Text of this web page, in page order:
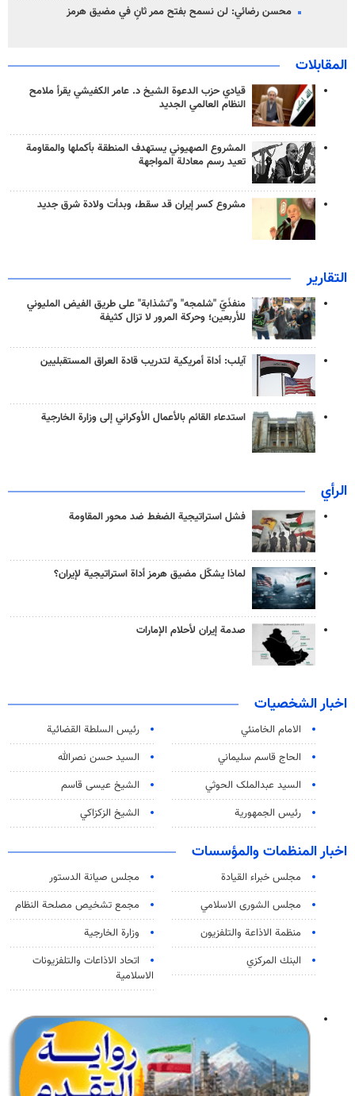
محسن رضائي: لن نسمح بفتح ممر ثانٍ في مضيق هرمز
المقابلات
قيادي حزب الدعوة الشيخ د. عامر الكفيشي يقرأ ملامح
النظام العالمي الجديد
المشروع الصهيوني يستهدف المنطقة بأكملها والمقاومة
تعيد رسم معادلة المواجهة
مشروع كسر إيران قد سقط، وبدأت ولادة شرق جديد
التقارير
منفذَيّ "شلمجه" و"تشذابة" على طريق الفيض المليوني
للأربعين؛ وحركة المرور لا تزال كثيفة
آيلب: أداة أمريكية لتدريب قادة العراق المستقبليين
استدعاء القائم بالأعمال الأوكراني إلى وزارة الخارجية
الرأي
فشل استراتيجية الضغط ضد محور المقاومة
لماذا يشكّل مضيق هرمز أداة استراتيجية لإيران؟
صدمة إيران لأحلام الإمارات
اخبار الشخصيات
الامام الخامنئي
رئیس السلطة القضائیة
الحاج قاسم سليماني
السيد حسن نصرالله
السید عبدالملک الحوثي
الشيخ عيسى قاسم
رئيس الجمهورية
الشيخ الزكزاكي
اخبار المنظمات والمؤسسات
مجلس خبراء القيادة
مجلس صيانة الدستور
مجلس الشورى الاسلامي
مجمع تشخيص مصلحة النظام
منظمة الاذاعة والتلفزیون
وزارة الخارجية
البنك المركزي
اتحاد الاذاعات والتلفزيونات
الاسلامية